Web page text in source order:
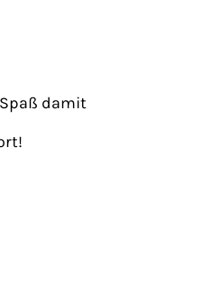
damit